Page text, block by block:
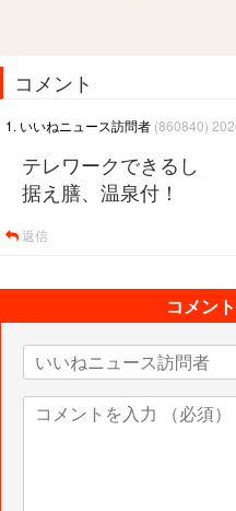
コメント
1. いいねニュース訪問者 (860840)
テレワークできるし
据え膳、温泉付！
返信
コメン